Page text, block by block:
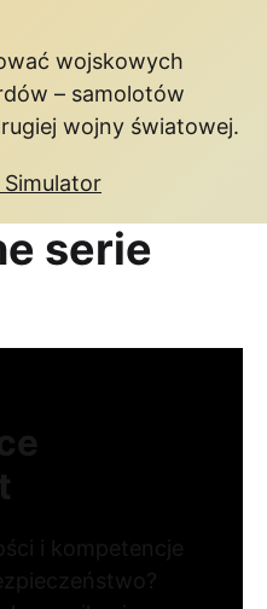
wojskowych
– samolotów
wojny światowej.
Simulator
serie
i kompetencje